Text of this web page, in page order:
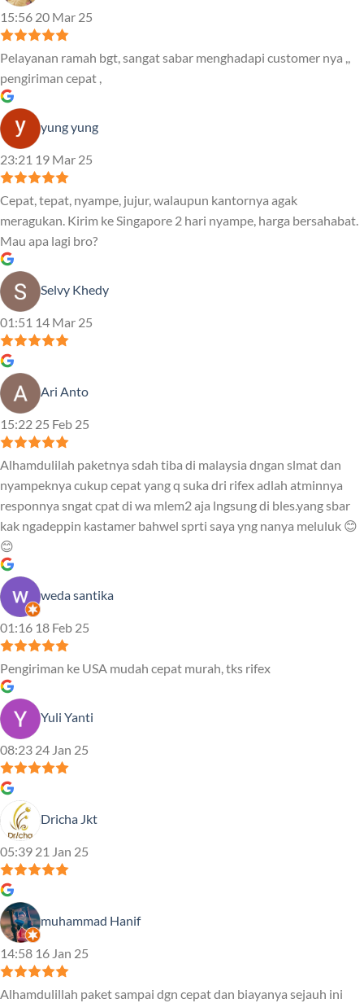
15:56 20 Mar 25
Pelayanan ramah bgt, sangat sabar menghadapi customer nya ,,
pengiriman cepat ,
yung yung
23:21 19 Mar 25
Cepat, tepat, nyampe, jujur, walaupun kantornya agak
meragukan. Kirim ke Singapore 2 hari nyampe, harga bersahabat.
Mau apa lagi bro?
Selvy Khedy
01:51 14 Mar 25
Ari Anto
15:22 25 Feb 25
Alhamdulilah paketnya sdah tiba di malaysia dngan slmat dan
nyampeknya cukup cepat yang q suka dri rifex adlah atminnya
responnya sngat cpat di wa mlem2 aja lngsung di bles.yang sbar
kak ngadeppin kastamer bahwel sprti saya yng nanya meluluk 😊
😊
weda santika
01:16 18 Feb 25
Pengiriman ke USA mudah cepat murah, tks rifex
Yuli Yanti
08:23 24 Jan 25
Dricha Jkt
05:39 21 Jan 25
muhammad Hanif
14:58 16 Jan 25
Alhamdulillah paket sampai dgn cepat dan biayanya sejauh ini